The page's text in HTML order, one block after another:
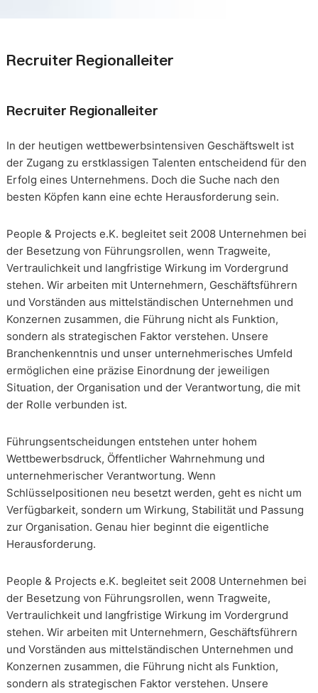
Recruiter Regionalleiter
Recruiter Regionalleiter
In der heutigen wettbewerbsintensiven Geschäftswelt ist
der Zugang zu erstklassigen Talenten entscheidend für den
Erfolg eines Unternehmens. Doch die Suche nach den
besten Köpfen kann eine echte Herausforderung sein.
People & Projects e.K. begleitet seit 2008 Unternehmen bei
der Besetzung von Führungsrollen, wenn Tragweite,
Vertraulichkeit und langfristige Wirkung im Vordergrund
stehen. Wir arbeiten mit Unternehmern, Geschäftsführern
und Vorständen aus mittelständischen Unternehmen und
Konzernen zusammen, die Führung nicht als Funktion,
sondern als strategischen Faktor verstehen. Unsere
Branchenkenntnis und unser unternehmerisches Umfeld
ermöglichen eine präzise Einordnung der jeweiligen
Situation, der Organisation und der Verantwortung, die mit
der Rolle verbunden ist.
Führungsentscheidungen entstehen unter hohem
Wettbewerbsdruck, Öffentlicher Wahrnehmung und
unternehmerischer Verantwortung. Wenn
Schlüsselpositionen neu besetzt werden, geht es nicht um
Verfügbarkeit, sondern um Wirkung, Stabilität und Passung
zur Organisation. Genau hier beginnt die eigentliche
Herausforderung.
People & Projects e.K. begleitet seit 2008 Unternehmen bei
der Besetzung von Führungsrollen, wenn Tragweite,
Vertraulichkeit und langfristige Wirkung im Vordergrund
stehen. Wir arbeiten mit Unternehmern, Geschäftsführern
und Vorständen aus mittelständischen Unternehmen und
Konzernen zusammen, die Führung nicht als Funktion,
sondern als strategischen Faktor verstehen. Unsere